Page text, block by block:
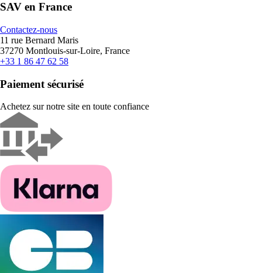
SAV en France
Contactez-nous
11 rue Bernard Maris
37270 Montlouis-sur-Loire, France
+33 1 86 47 62 58
Paiement sécurisé
Achetez sur notre site en toute confiance